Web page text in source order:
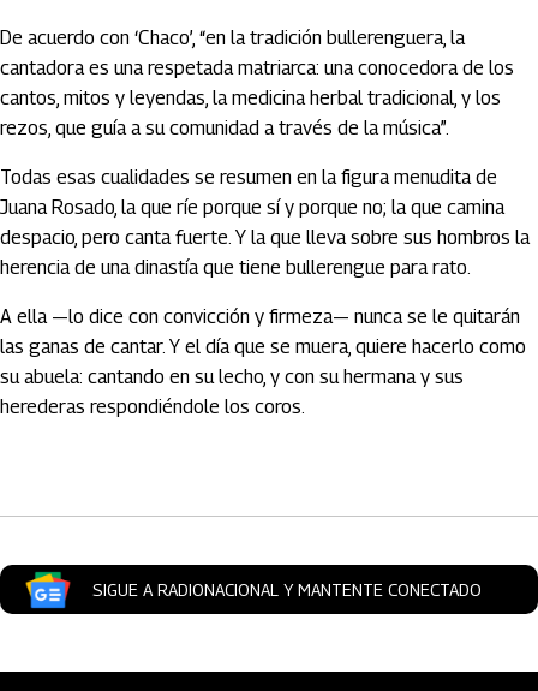
De acuerdo con ‘Chaco’, “en la tradición bullerenguera, la
cantadora es una respetada matriarca: una conocedora de los
cantos, mitos y leyendas, la medicina herbal tradicional, y los
rezos, que guía a su comunidad a través de la música”.
Todas esas cualidades se resumen en la figura menudita de
Juana Rosado, la que ríe porque sí y porque no; la que camina
despacio, pero canta fuerte. Y la que lleva sobre sus hombros la
herencia de una dinastía que tiene bullerengue para rato.
A ella —lo dice con convicción y firmeza— nunca se le quitarán
las ganas de cantar. Y el día que se muera, quiere hacerlo como
su abuela: cantando en su lecho, y con su hermana y sus
herederas respondiéndole los coros.
SIGUE A RADIONACIONAL Y MANTENTE CONECTADO